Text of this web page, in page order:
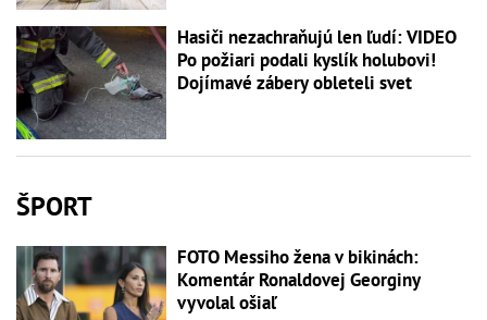
Hasiči nezachraňujú len ľudí: VIDEO
Po požiari podali kyslík holubovi!
Dojímavé zábery obleteli svet
ŠPORT
FOTO Messiho žena v bikinách:
Komentár Ronaldovej Georginy
vyvolal ošiaľ